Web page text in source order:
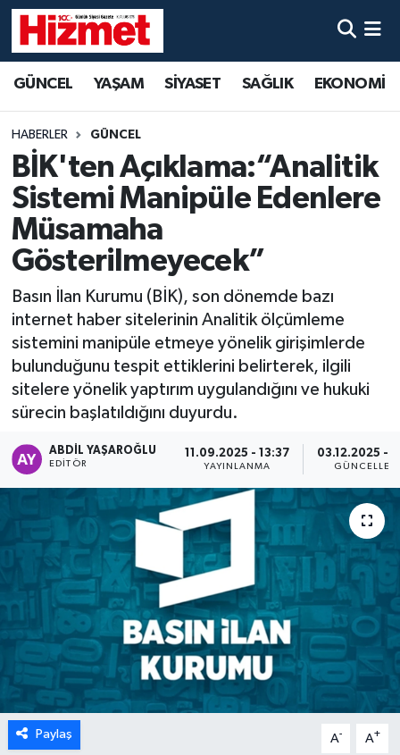
GÜNCEL YAŞAM SİYASET SAĞLIK EKONOMİ
HABERLER GÜNCEL
BİK'ten Açıklama:“Analitik
Sistemi Manipüle Edenlere
Müsamaha
Gösterilmeyecek”
Basın İlan Kurumu (BİK), son dönemde bazı
internet haber sitelerinin Analitik ölçümleme
sistemini manipüle etmeye yönelik girişimlerde
bulunduğunu tespit ettiklerini belirterek, ilgili
sitelere yönelik yaptırım uygulandığını ve hukuki
sürecin başlatıldığını duyurdu.
ABDIL YAŞAROĞLU
EDITÖR
11.09.2025 - 13:37
YAYINLANMA
03.12.2025 -
Paylaş A- A+
YAŞAM
SİYASET
SAĞLIK
EKONOMİ
KÜLTÜR SANAT
SPOR
MAGAZİN
RESMİ REKLAM
Denizli Hava Durumu
Denizli Trafik Yoğunluk Haritası
Süper Lig Puan Durumu ve Fikstür
Tüm Manşetler
Son Dakika Haberleri
Haber Arşivi